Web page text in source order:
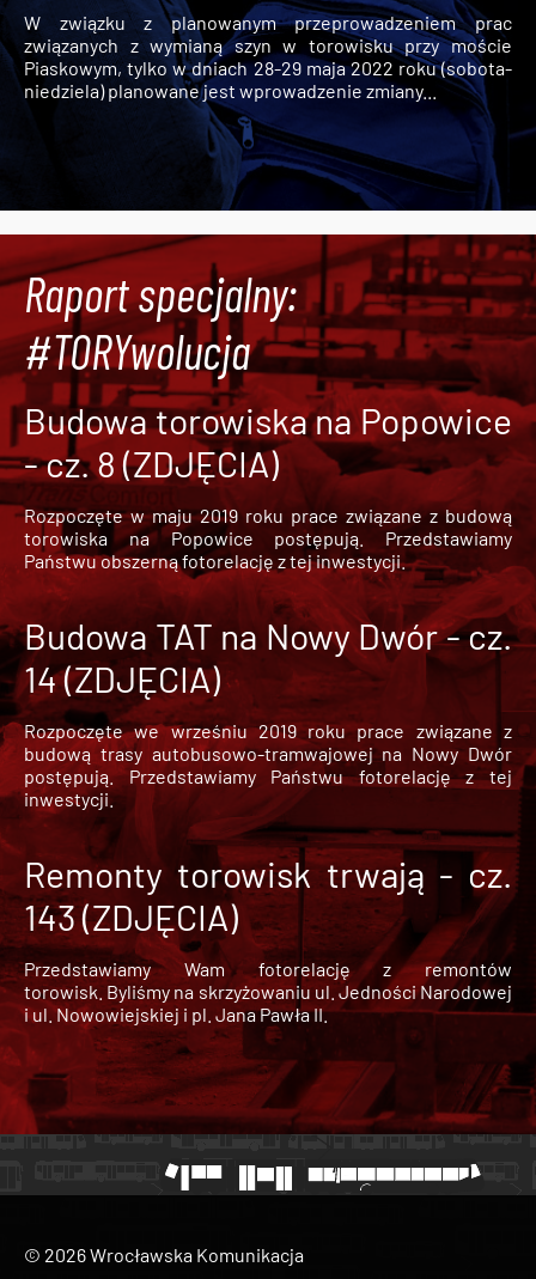
W związku z planowanym przeprowadzeniem prac
związanych z wymianą szyn w torowisku przy moście
Piaskowym, tylko w dniach 28-29 maja 2022 roku (sobota-
niedziela) planowane jest wprowadzenie zmiany...
Raport specjalny:
#TORYwolucja
Budowa torowiska na Popowice
- cz. 8 (ZDJĘCIA)
Rozpoczęte w maju 2019 roku prace związane z budową
torowiska na Popowice
postępują. Przedstawiamy
Państwu obszerną fotorelację z tej inwestycji.
Budowa TAT na Nowy Dwór - cz.
14 (ZDJĘCIA)
Rozpoczęte we wrześniu 2019 roku prace związane z
budową trasy autobusowo-tramwajowej na Nowy Dwór
postępują. Przedstawiamy Państwu fotorelację z tej
inwestycji.
Remonty torowisk trwają - cz.
143 (ZDJĘCIA)
Przedstawiamy Wam fotorelację z remontów
torowisk. Byliśmy na skrzyżowaniu ul. Jedności Narodowej
i ul. Nowowiejskiej i pl. Jana Pawła II.
© 2026 Wrocławska Komunikacja